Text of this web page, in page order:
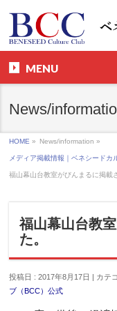
MENU
News/
HOME » News/information »
メディア掲載情報｜ベネシードカ
福山幕山台教室がびんまるに掲載
福山幕山台教
た。
投稿日 : 2017年8月17日 | カテ
ブ（BCC）公式